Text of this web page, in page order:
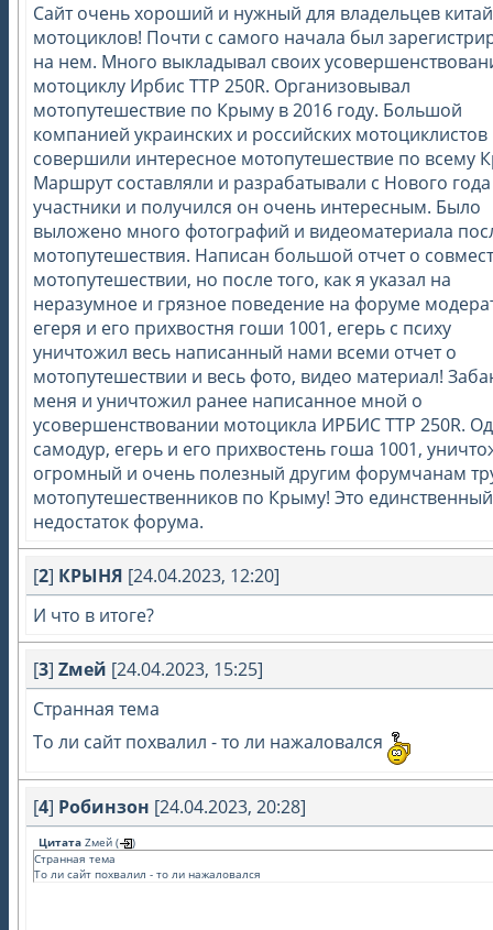
Сайт очень хороший и нужный для владельцев
мотоциклов! Почти с самого начала был
на нем. Много выкладывал своих
мотоциклу Ирбис ТТР 250R. Организовывал
мотопутешествие по Крыму в 2016 году. Большой
компанией украинских и российских мотоциклистов
совершили интересное мотопутешествие по всему
Маршрут составляли и разрабатывали с Нового
участники и получился он очень интересным. Было
выложено много фотографий и видеоматериала
мотопутешествия. Написан большой отчет о
мотопутешествии, но после того, как я указал на
неразумное и грязное поведение на форуме
егеря и его прихвостня гоши 1001, егерь с психу
уничтожил весь написанный нами всеми отчет о
мотопутешествии и весь фото, видео материал!
меня и уничтожил ранее написанное мной о
усовершенствовании мотоцикла ИРБИС ТТР 250R.
самодур, егерь и его прихвостень гоша 1001,
огромный и очень полезный другим форумчанам
мотопутешественников по Крыму! Это единственный
недостаток форума.
[2] КРЫНЯ [24.04.2023, 12:20]
И что в итоге?
[3] Zмей [24.04.2023, 15:25]
Странная тема
То ли сайт похвалил - то ли нажаловался
[4] Робинзон [24.04.2023, 20:28]
Цитата Zмей (
)
Странная тема
То ли сайт похвалил - то ли нажаловался